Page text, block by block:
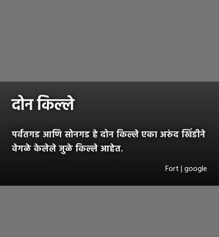
दोन किल्ले
पर्वतगड आणि सोनगड हे दोन किल्ले एका अरुंद खिंडीने
वेगळे केलेले जुळे किल्ले आहेत.
Fort | google